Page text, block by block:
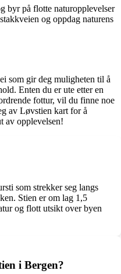
byr på flotte naturopplevelser
og oppdag naturens
som gir deg muligheten til å
Enten du er ute etter en
fottur, vil du finne noe
av Løvstien kart for å
av opplevelsen!
som strekker seg langs
Stien er om lag 1,5
og flott utsikt over byen
i Bergen?